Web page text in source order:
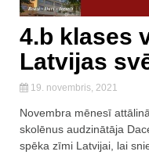
4.b klases
Latvijas
19. novembris, 2021
Novembra mēnesī
skolēnus audzinātāja
spēka zīmi Latvijai, lai